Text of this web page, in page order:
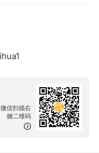
微信扫描右
侧二维码